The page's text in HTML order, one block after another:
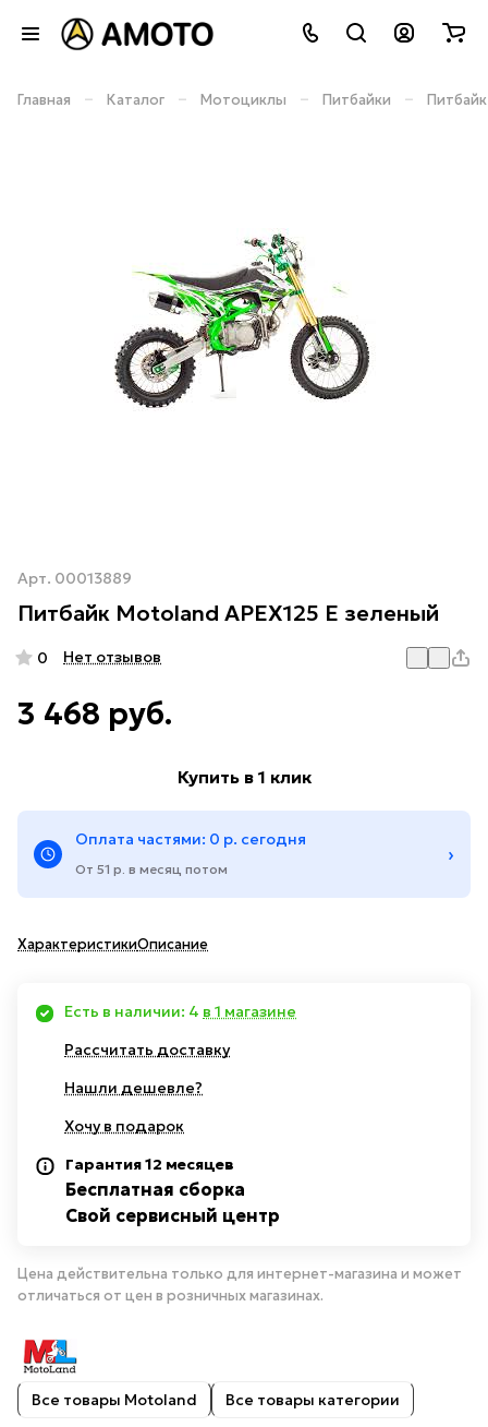
Главная – Каталог – Мотоциклы – Питбайки –
Арт. 00013889
Питбайк Motoland APEX125 E зеленый
0 Нет отзывов
3 468 руб.
Купить в 1 клик
Оплата частями: 0 р. сегодня
От 51 р. в месяц потом
›
ХарактеристикиОписание
Есть в наличии: 4 в 1 магазине
Рассчитать доставку
Нашли дешевле?
Хочу в подарок
Гарантия 12 месяцев
Бесплатная сборка
Свой сервисный центр
Цена действительна только для интернет-магазина и может
отличаться от цен в розничных магазинах.
Все товары Motoland Все товары категории